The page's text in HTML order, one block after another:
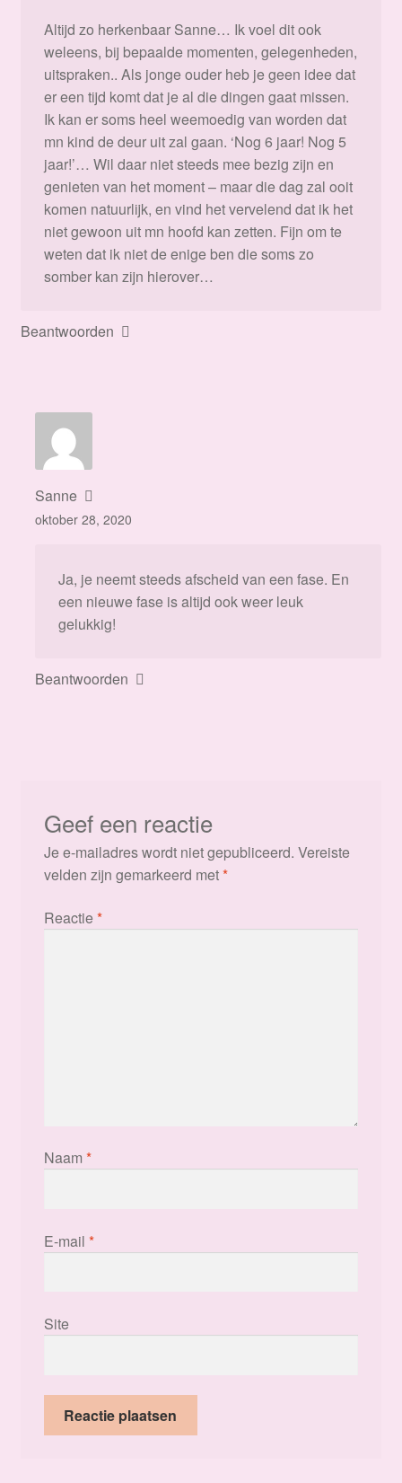
Altijd zo herkenbaar Sanne… Ik voel dit ook
weleens, bij bepaalde momenten, gelegenheden,
uitspraken.. Als jonge ouder heb je geen idee dat
er een tijd komt dat je al die dingen gaat missen.
Ik kan er soms heel weemoedig van worden dat
mn kind de deur uit zal gaan. ‘Nog 6 jaar! Nog 5
jaar!’… Wil daar niet steeds mee bezig zijn en
genieten van het moment – maar die dag zal ooit
komen natuurlijk, en vind het vervelend dat ik het
niet gewoon uit mn hoofd kan zetten. Fijn om te
weten dat ik niet de enige ben die soms zo
somber kan zijn hierover…
Beantwoorden
Sanne
oktober 28, 2020
Ja, je neemt steeds afscheid van een fase. En
een nieuwe fase is altijd ook weer leuk
gelukkig!
Beantwoorden
Geef een reactie
Je e-mailadres wordt niet gepubliceerd. Vereiste
velden zijn gemarkeerd met*
Reactie*
Naam *
E-mail *
Site